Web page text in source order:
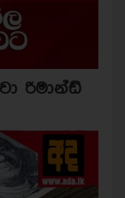
රිමාන්ඩ්